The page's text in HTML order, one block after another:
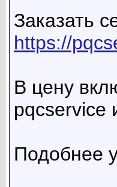
Заказать
https://
В цену
pqcservice
Подобнее